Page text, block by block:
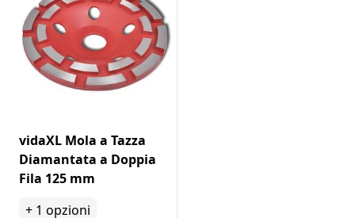
vidaXL Mola a Tazza
Diamantata a Doppia
Fila 125 mm
+ 1 opzioni